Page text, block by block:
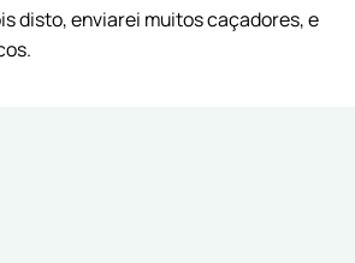
disto, enviarei muitos caçadores, e